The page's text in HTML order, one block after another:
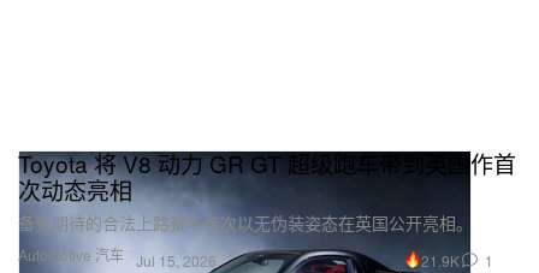
Automotive 汽车
Toyota 将 V8 动力 GR GT 超级跑车带到英国作首
次动态亮相
备受期待的合法上路赛车首次以无伪装姿态在英国公开亮相。
Jul 15, 2026 21.9K 1